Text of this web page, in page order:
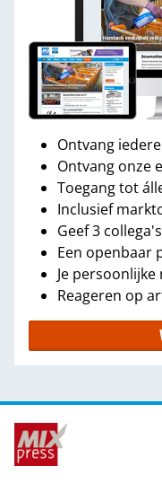
Ontvang
Ontvang onze
Toegang tot
Inclusief
Geef 3
Een openbaar
Je
Reageren op